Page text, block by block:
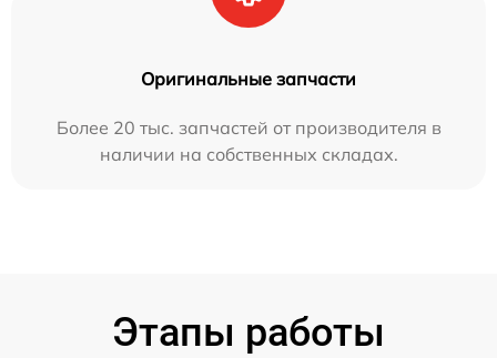
Оригинальные запчасти
Более 20 тыс. запчастей от производителя в
наличии на собственных складах.
Этапы работы